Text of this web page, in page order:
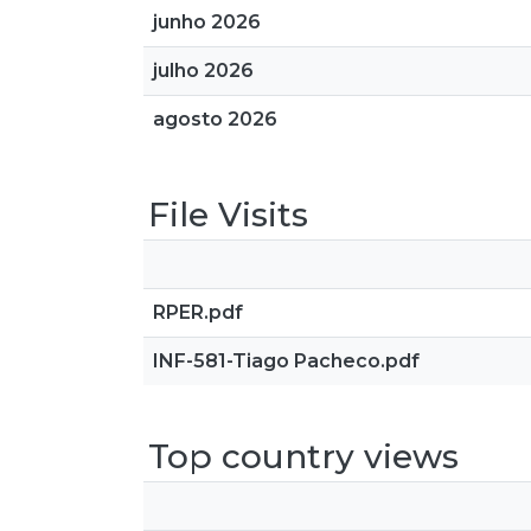
junho 2026
julho 2026
agosto 2026
File Visits
RPER.pdf
INF-581-Tiago Pacheco.pdf
Top country views